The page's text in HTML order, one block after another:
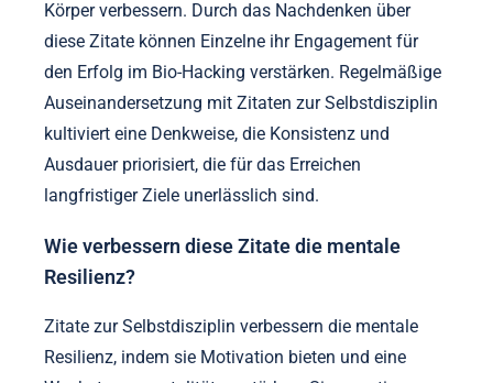
Körper verbessern. Durch das Nachdenken über
diese Zitate können Einzelne ihr Engagement für
den Erfolg im Bio-Hacking verstärken. Regelmäßige
Auseinandersetzung mit Zitaten zur Selbstdisziplin
kultiviert eine Denkweise, die Konsistenz und
Ausdauer priorisiert, die für das Erreichen
langfristiger Ziele unerlässlich sind.
Wie verbessern diese Zitate die mentale
Resilienz?
Zitate zur Selbstdisziplin verbessern die mentale
Resilienz, indem sie Motivation bieten und eine